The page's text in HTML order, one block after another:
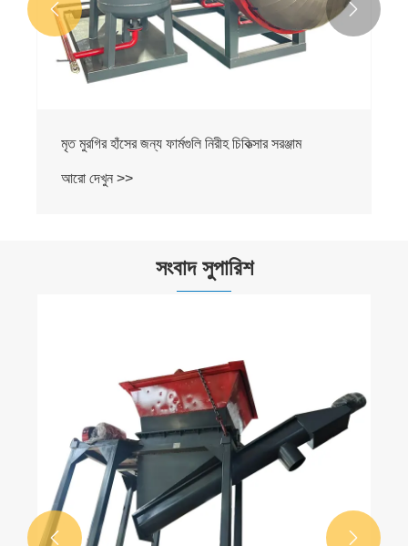
 
সংবাদ সুপারিশ
আরো দেখুন >>
 